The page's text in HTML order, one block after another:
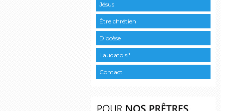
Jésus
Être chrétien
Diocèse
Laudato si'
Contact